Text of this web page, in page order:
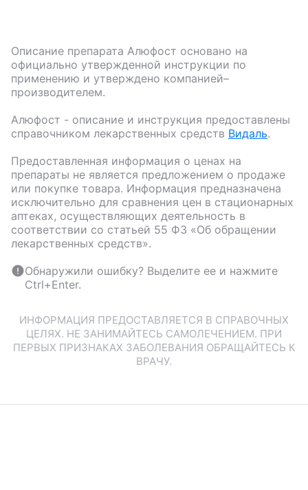
Описание препарата Алюфост основано на
официально утвержденной инструкции по
применению и утверждено компанией–
производителем.
Алюфост - описание и инструкция предоставлены
справочником лекарственных средств Видаль.
Предоставленная информация о ценах на
препараты не является предложением о продаже
или покупке товара. Информация предназначена
исключительно для сравнения цен в стационарных
аптеках, осуществляющих деятельность в
соответствии со статьей 55 ФЗ «Об обращении
лекарственных средств».
Обнаружили ошибку? Выделите ее и нажмите
Ctrl+Enter.
ИНФОРМАЦИЯ ПРЕДОСТАВЛЯЕТСЯ В СПРАВОЧНЫХ
ЦЕЛЯХ. НЕ ЗАНИМАЙТЕСЬ САМОЛЕЧЕНИЕМ. ПРИ
ПЕРВЫХ ПРИЗНАКАХ ЗАБОЛЕВАНИЯ ОБРАЩАЙТЕСЬ К
ВРАЧУ.